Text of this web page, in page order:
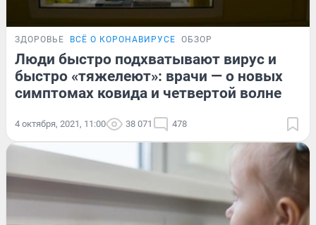
ЗДОРОВЬЕ ВСЁ О КОРОНАВИРУСЕ ОБЗОР
Люди быстро подхватывают вирус и
быстро «тяжелеют»: врачи — о новых
симптомах ковида и четвертой волне
4 октября, 2021, 11:00 38 071 478